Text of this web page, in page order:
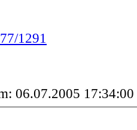
1291
06.07.2005 17:34:00